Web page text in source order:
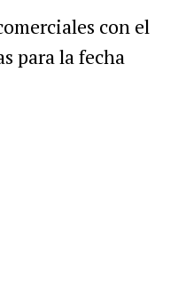
con el
para la fecha